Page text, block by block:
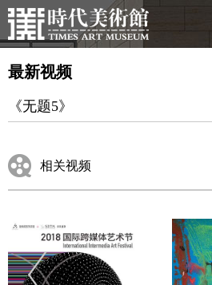
最新视频
《无题5》
相关视频